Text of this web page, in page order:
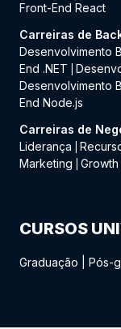
Front-End React
Carreiras de
Desenvolvimento
End .NET
Desenvolvimento
End Node.js
Carreiras de
Liderança
Marketing
CURSOS
Graduação Pós-